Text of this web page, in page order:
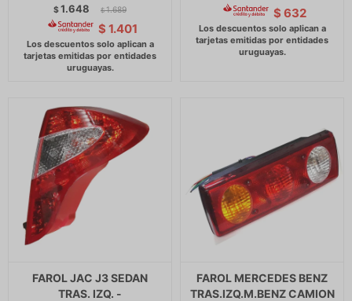
$1.648 $ 1.689
$ 1.401
$ 632
FAROL JAC J3 SEDAN
TRAS. IZQ. -
FAROL MERCEDES BENZ
TRAS.IZQ.M.BENZ CAMION